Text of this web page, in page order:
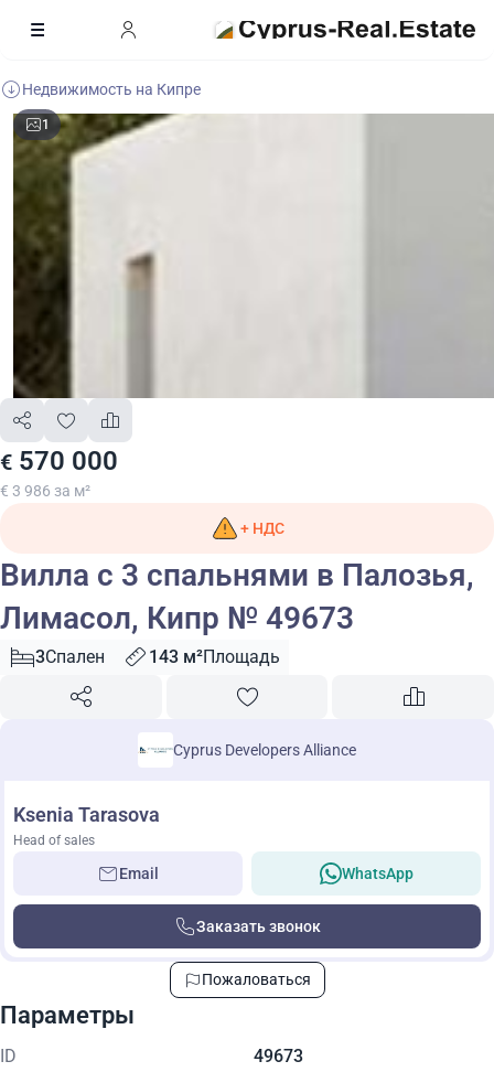
Недвижимость на Кипре
1
€ 570 000
€ 3 986 за м²
+ НДС
Вилла с 3 спальнями в Палозья,
Лимасол, Кипр № 49673
3Спален 143 м²Площадь
Cyprus Developers Alliance
Ksenia Tarasova
Head of sales
Email WhatsApp
Заказать звонок
Пожаловаться
Параметры
ID 49673